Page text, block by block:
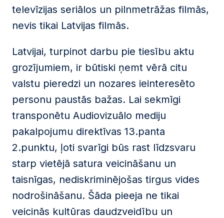
televīzijas seriālos un pilnmetrāžas filmās,
nevis tikai Latvijas filmās.
Latvijai, turpinot darbu pie tiesību aktu
grozījumiem, ir būtiski ņemt vērā citu
valstu pieredzi un nozares ieinteresēto
personu paustās bažas. Lai sekmīgi
transponētu Audiovizuālo mediju
pakalpojumu direktīvas 13.panta
2.punktu, ļoti svarīgi būs rast līdzsvaru
starp vietējā satura veicināšanu un
taisnīgas, nediskriminējošas tirgus vides
nodrošināšanu. Šāda pieeja ne tikai
veicinās kultūras daudzveidību un